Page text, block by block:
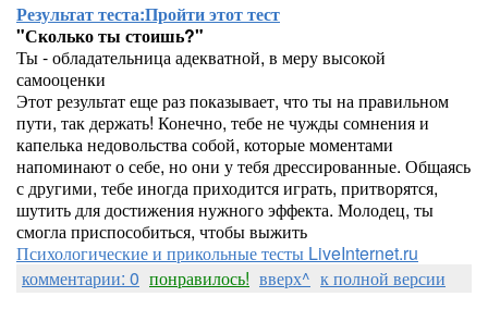
Результат теста:Пройти этот тест
"Сколько ты стоишь?"
Ты - обладательница адекватной, в меру высокой
самооценки
Этот результат еще раз показывает, что ты на правильном
пути, так держать! Конечно, тебе не чужды сомнения и
капелька недовольства собой, которые моментами
напоминают о себе, но они у тебя дрессированные. Общаясь
с другими, тебе иногда приходится играть, притворятся,
шутить для достижения нужного эффекта. Молодец, ты
смогла приспособиться, чтобы выжить
Психологические и прикольные тесты LiveInternet.ru
комментарии: 0 понравилось! вверх^ к полной версии